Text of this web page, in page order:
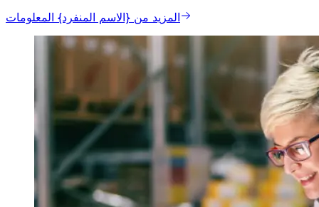
المزيد من {الاسم المنفرد} المعلومات